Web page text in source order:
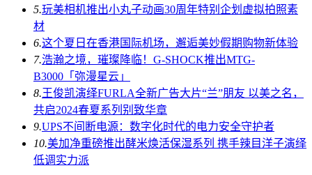
5.玩美相机推出小丸子动画30周年特别企划虚拟拍照素
材
6.这个夏日在香港国际机场，邂逅美妙假期购物新体验
7.浩瀚之境，璀璨降临！G-SHOCK推出MTG-
B3000「弥漫星云」
8.王俊凯演绎FURLA全新广告大片“兰”朋友 以美之名，
共启2024春夏系列别致华章
9.UPS不间断电源：数字化时代的电力安全守护者
10.美加净重磅推出酵米焕活保湿系列 携手辣目洋子演绎
低调实力派